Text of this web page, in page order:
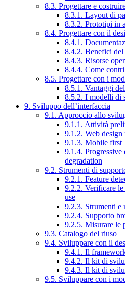
8.3. Progettare e
8.3.1. Layout di
8.3.2. Prototipi in
8.4. Progettare con il
8.4.1.
8.4.2. Benefici del
8.4.3. Risorse
8.4.4. Come
8.5. Progettare con i
8.5.1. Vantaggi
8.5.2. I modelli di
9. Sviluppo dell’interfaccia
9.1. Approccio allo
9.1.1. Attività
9.1.2. Web design
9.1.3. Mobile first
9.1.4. Progressive
degradation
9.2. Strumenti di
9.2.1. Feature
9.2.2. Verificare
use
9.2.3. Strumenti e
9.2.4. Supporto
9.2.5. Misurare le
9.3. Catalogo del riuso
9.4. Sviluppare con il
9.4.1. Il
9.4.2. Il kit di
9.4.3. Il kit di
9.5. Sviluppare con i